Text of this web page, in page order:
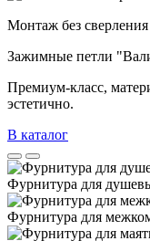
Монтаж без сверления
Зажимные петли
Премиум‑класс,
эстетично.
В каталог
Фурнитура для
Фурнитура для